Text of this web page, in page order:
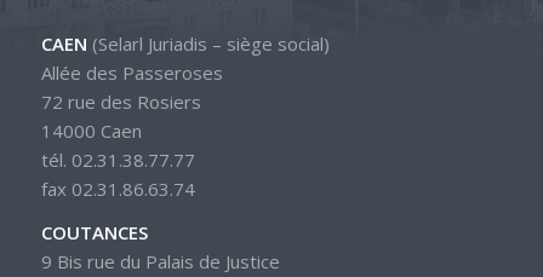
CAEN (Selarl Juriadis – siège social)
Allée des Passeroses
72 rue des Rosiers
14000 Caen
tél. 02.31.38.77.77
fax 02.31.86.63.74
COUTANCES
9 Bis rue du Palais de Justice